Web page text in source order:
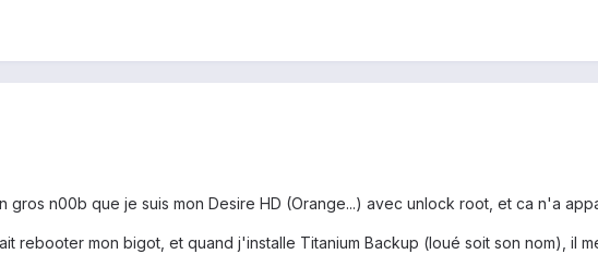
n00b que je suis mon Desire HD (Orange...) avec unlock root, et ca n'a
rebooter mon bigot, et quand j'installe Titanium Backup (loué soit son nom), il